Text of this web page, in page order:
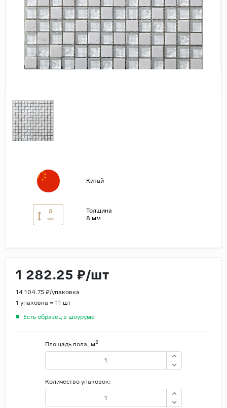
Дерево
Камень
Оникс
Бетон
Италия
Китай
8
мм
Толщина
8 мм
1 282.25 ₽/шт
14 104.75 ₽/упаковка
1 упаковка = 11 шт
Есть образец в шоуруме
Площадь пола, м2
Количество упаковок: